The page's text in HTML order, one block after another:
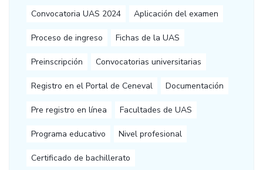
Convocatoria UAS 2024 Aplicación del examen
Proceso de ingreso Fichas de la UAS
Preinscripción Convocatorias universitarias
Registro en el Portal de Ceneval Documentación
Pre registro en línea Facultades de UAS
Programa educativo Nivel profesional
Certificado de bachillerato